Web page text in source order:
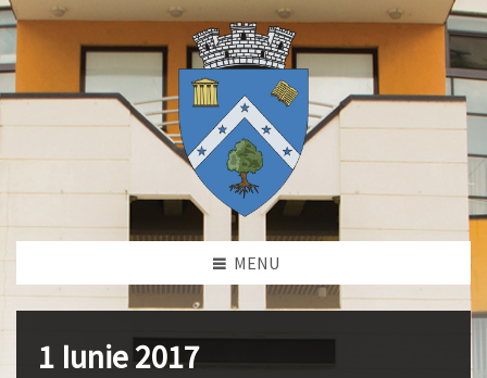
MENU
1 Iunie 2017